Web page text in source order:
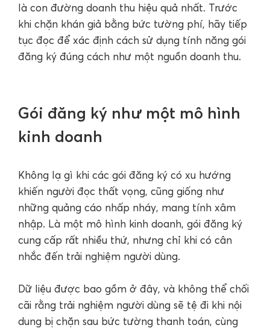
là con đường doanh thu hiệu quả nhất. Trước
khi chặn khán giả bằng bức tường phí, hãy tiếp
tục đọc để xác định cách sử dụng tính năng gói
đăng ký đúng cách như một nguồn doanh thu.
Gói đăng ký như một mô hình
kinh doanh
Không lạ gì khi các gói đăng ký có xu hướng
khiến người đọc thất vọng, cũng giống như
những quảng cáo nhấp nháy, mang tính xâm
nhập. Là một mô hình kinh doanh, gói đăng ký
cung cấp rất nhiều thứ, nhưng chỉ khi có cân
nhắc đến trải nghiệm người dùng.
Dữ liệu được bao gồm ở đây, và không thể chối
cãi rằng trải nghiệm người dùng sẽ tệ đi khi nội
dung bị chặn sau bức tường thanh toán, cùng